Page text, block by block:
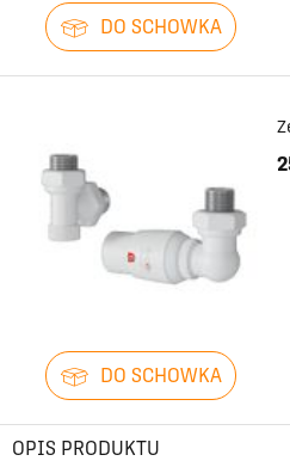
DO SCHOWKA
DO SCHOWKA
OPIS PRODUKTU